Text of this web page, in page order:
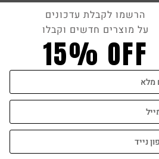
הרשמו לקבלת עדכונים
על מוצרים חדשים וקבלו
15% OFF